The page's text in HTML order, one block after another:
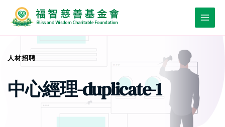
Main
人材招聘
中心經理-duplicate-1